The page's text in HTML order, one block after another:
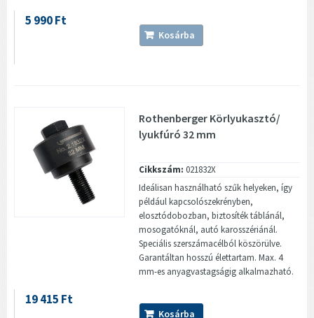
5 990 Ft
Kosárba
Rothenberger Körlyukasztó/
lyukfúró 32 mm
Cikkszám: 021832X
Ideálisan használható szűk helyeken, így
például kapcsolószekrényben,
elosztódobozban, biztosíték táblánál,
mosogatóknál, autó karosszériánál.
Speciális szerszámacélból köszörülve.
Garantáltan hosszú élettartam. Max. 4
mm-es anyagvastagságig alkalmazható.
19 415 Ft
Kosárba